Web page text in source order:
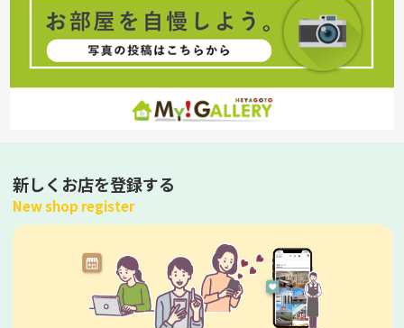
新しくお店を登録する
New shop register